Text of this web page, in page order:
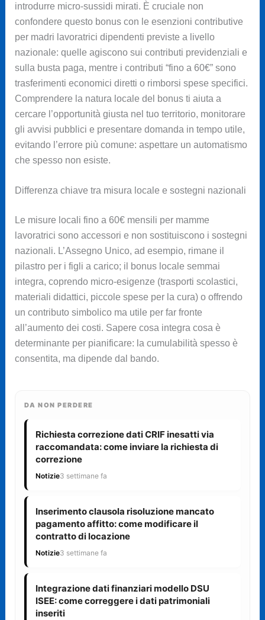
introdurre micro-sussidi mirati. È cruciale non
confondere questo bonus con le esenzioni contributive
per madri lavoratrici dipendenti previste a livello
nazionale: quelle agiscono sui contributi previdenziali e
sulla busta paga, mentre i contributi “fino a 60€” sono
trasferimenti economici diretti o rimborsi spese specifici.
Comprendere la natura locale del bonus ti aiuta a
cercare l’opportunità giusta nel tuo territorio, monitorare
gli avvisi pubblici e presentare domanda in tempo utile,
evitando l’errore più comune: aspettare un automatismo
che spesso non esiste.
Differenza chiave tra misura locale e sostegni nazionali
Le misure locali fino a 60€ mensili per mamme
lavoratrici sono accessori e non sostituiscono i sostegni
nazionali. L’Assegno Unico, ad esempio, rimane il
pilastro per i figli a carico; il bonus locale semmai
integra, coprendo micro-esigenze (trasporti scolastici,
materiali didattici, piccole spese per la cura) o offrendo
un contributo simbolico ma utile per far fronte
all’aumento dei costi. Sapere cosa integra cosa è
determinante per pianificare: la cumulabilità spesso è
consentita, ma dipende dal bando.
DA NON PERDERE
Richiesta correzione dati CRIF inesatti via
raccomandata: come inviare la richiesta di
correzione
Notizie3 settimane fa
Inserimento clausola risoluzione mancato
pagamento affitto: come modificare il
contratto di locazione
Notizie3 settimane fa
Integrazione dati finanziari modello DSU
ISEE: come correggere i dati patrimoniali
inseriti